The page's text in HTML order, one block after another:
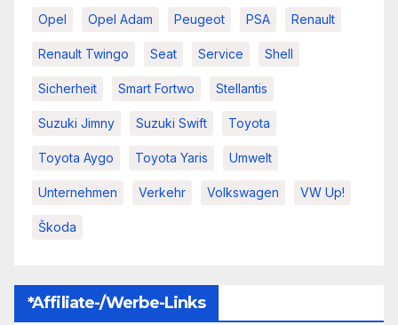
Opel Opel Adam Peugeot PSA Renault
Renault Twingo Seat Service Shell
Sicherheit Smart Fortwo Stellantis
Suzuki Jimny Suzuki Swift Toyota
Toyota Aygo Toyota Yaris Umwelt
Unternehmen Verkehr Volkswagen VW Up!
Škoda
*Affiliate-/Werbe-Links